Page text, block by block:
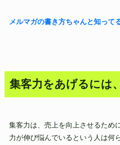
メルマガの書き方ちゃんと知って
集客力をあげるには
集客力は、売上を向上させるため
力が伸び悩んでいるという人は何